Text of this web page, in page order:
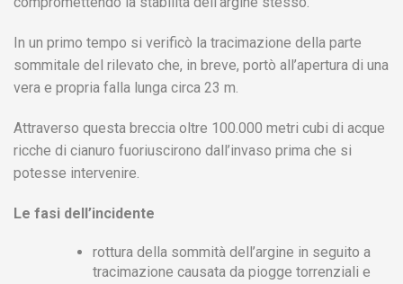
In un primo tempo si verificò la tracimazione della parte
sommitale del rilevato che, in breve, portò all’apertura di una
vera e propria falla lunga circa 23 m.
Attraverso questa breccia oltre 100.000 metri cubi di acque
ricche di cianuro fuoriuscirono dall’invaso prima che si
potesse intervenire.
Le fasi dell’incidente
rottura della sommità dell’argine in seguito a
tracimazione causata da piogge torrenziali e